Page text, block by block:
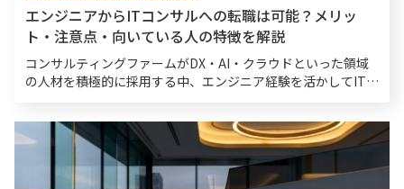
エンジニアからITコンサルへの転職は可能？メリッ
ト・注意点・向いている人の特徴を解説
コンサルティングファームがDX・AI・クラウドといった領域
の人材を積極的に採用する中、エンジニア経験を活かしてITコ